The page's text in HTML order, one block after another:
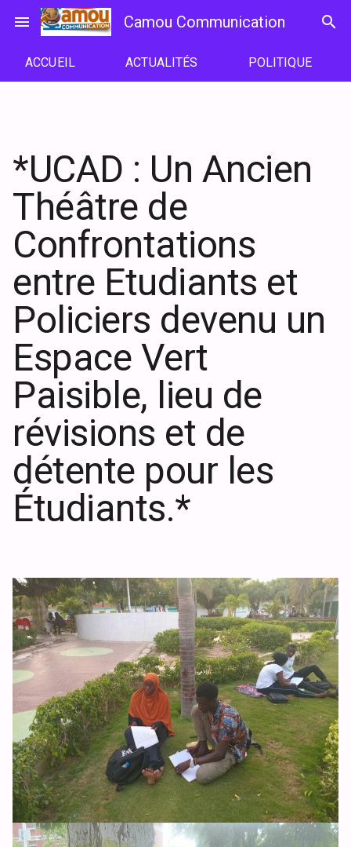
menu Camou Communication search
ACCUEIL ACTUALITÉS POLITIQUE
*UCAD : Un Ancien
Théâtre de
Confrontations
entre Etudiants et
Policiers devenu un
Espace Vert
Paisible, lieu de
révisions et de
détente pour les
Étudiants.*